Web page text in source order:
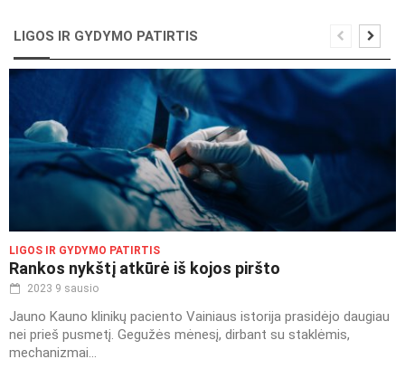
LIGOS IR GYDYMO PATIRTIS
LIGOS IR GYDYMO PATIRTIS
Rankos nykštį atkūrė iš kojos piršto
2023 9 sausio
Jauno Kauno klinikų paciento Vainiaus istorija prasidėjo daugiau
nei prieš pusmetį. Gegužės mėnesį, dirbant su staklėmis,
mechanizmai...